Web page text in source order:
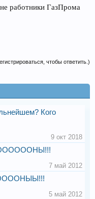
работники ГазПрома
чтобы ответить.)
Кого
9 окт 2018
7 май 2012
5 май 2012